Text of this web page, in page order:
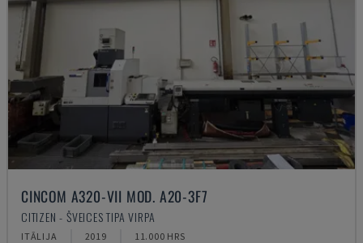
CINCOM A320-VII MOD. A20-3F7
CITIZEN - ŠVEICES TIPA VIRPA
ITĀLIJA 2019 11.000 HRS